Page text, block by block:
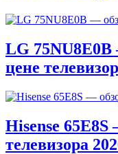
LG 75NU8E0B
цене
Hisense
телевизора